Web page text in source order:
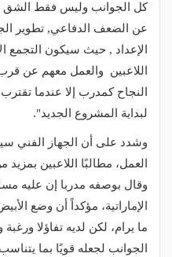
كل الجوانب وليس فقط الشق
عن الضعف الدفاعي, تطوير
الإعداد , حيث سيكون التجمع
اللاعبين والعمل معهم عن
النجاح كمدرب إلا عندما
لبداية المشروع الجديد".
وشدد على أن الجهاز الفني
العمل، مطالبًا اللاعبين
وقال بوصفه مدربا إن عليه
الإماراتية، مؤكداً أن وضع
ما يرام، لكن لديه تفاؤلا
الجوانب لجعله قويًا بما